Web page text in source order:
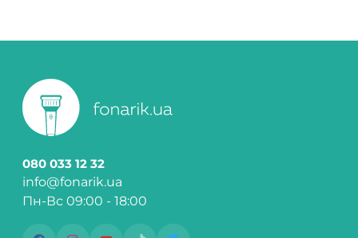
080 033 12 32
info@fonarik.ua
Пн-Вс 09:00 - 18:00